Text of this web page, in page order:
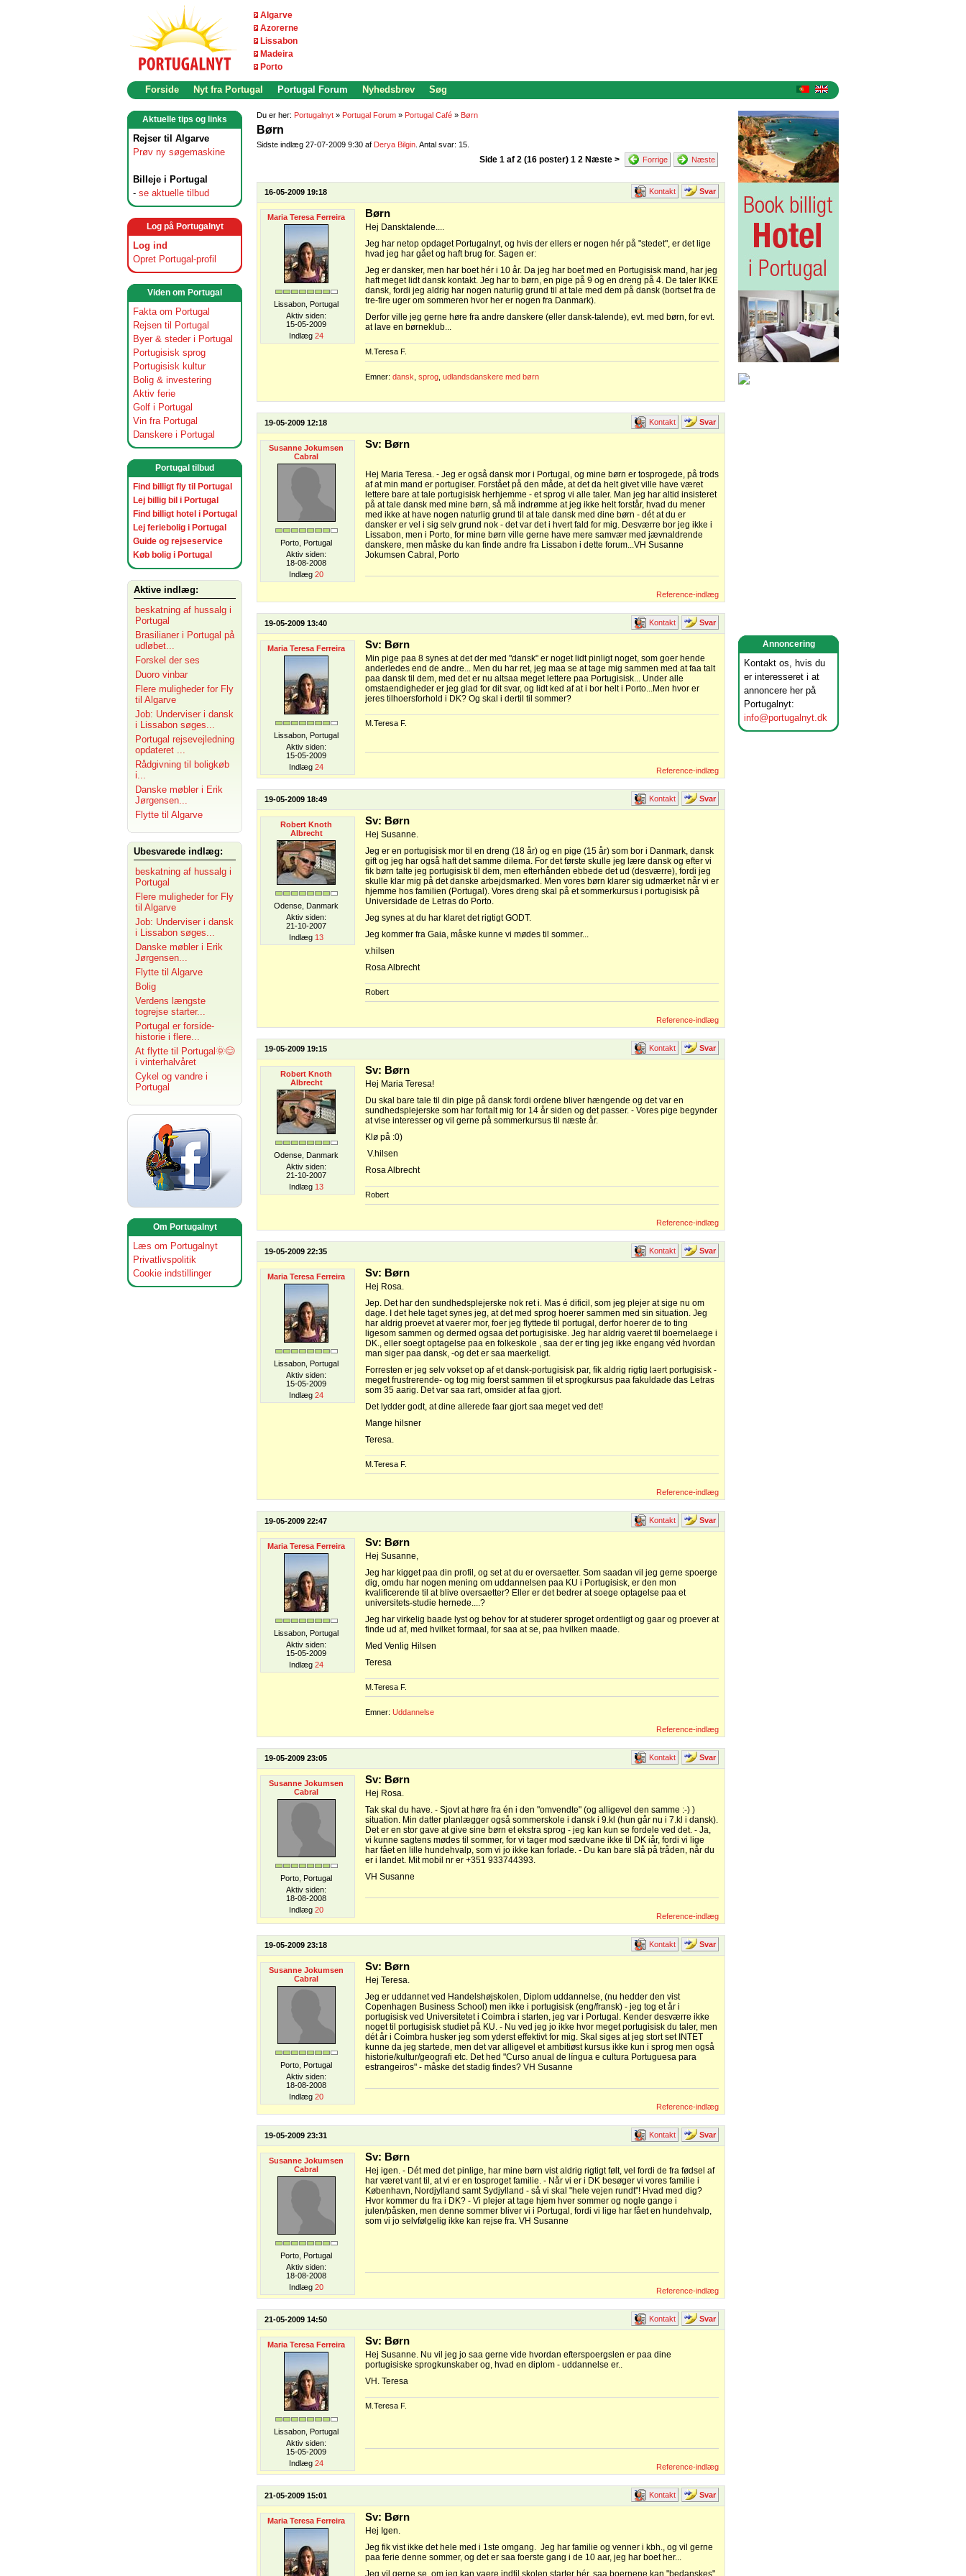
Algarve
Azorerne
Lissabon
Madeira
Porto
Forside Nyt fra Portugal Portugal Forum Nyhedsbrev Søg
Annoncering
Kontakt os, hvis du
er interesseret i at
annoncere her på
Portugalnyt:
info@portugalnyt.dk
Aktuelle tips og links
Rejser til Algarve
Prøv ny søgemaskine
Billeje i Portugal
- se aktuelle tilbud
Log på Portugalnyt
Log ind
Opret Portugal-profil
Viden om Portugal
Fakta om Portugal
Rejsen til Portugal
Byer & steder i Portugal
Portugisisk sprog
Portugisisk kultur
Bolig & investering
Aktiv ferie
Golf i Portugal
Vin fra Portugal
Danskere i Portugal
Portugal tilbud
Find billigt fly til Portugal
Lej billig bil i Portugal
Find billigt hotel i Portugal
Lej feriebolig i Portugal
Guide og rejseservice
Køb bolig i Portugal
Aktive indlæg:
beskatning af hussalg i
Portugal
Brasilianer i Portugal på
udløbet...
Forskel der ses
Duoro vinbar
Flere muligheder for Fly
til Algarve
Job: Underviser i dansk
i Lissabon søges...
Portugal rejsevejledning
opdateret ...
Rådgivning til boligkøb
i...
Danske møbler i Erik
Jørgensen...
Flytte til Algarve
Ubesvarede indlæg:
beskatning af hussalg i
Portugal
Flere muligheder for Fly
til Algarve
Job: Underviser i dansk
i Lissabon søges...
Danske møbler i Erik
Jørgensen...
Flytte til Algarve
Bolig
Verdens længste
togrejse starter...
Portugal er forside-
historie i flere...
At flytte til Portugal🌞😊
i vinterhalvåret
Cykel og vandre i
Portugal
Om Portugalnyt
Læs om Portugalnyt
Privatlivspolitik
Cookie indstillinger
Du er her: Portugalnyt » Portugal Forum » Portugal Café » Børn
Børn
Sidste indlæg 27-07-2009 9:30 af Derya Bilgin . Antal svar: 15.
Side 1 af 2 (16 poster) 1 2 Næste > Forrige Næste
16-05-2009 19:18 Kontakt Svar
Maria Teresa Ferreira
Lissabon, Portugal
Aktiv siden:
15-05-2009
Indlæg 24
Børn
Hej Dansktalende....
Jeg har netop opdaget Portugalnyt, og hvis der ellers er nogen hér på "stedet", er det lige
hvad jeg har gået og haft brug for. Sagen er:
Jeg er dansker, men har boet hér i 10 år. Da jeg har boet med en Portugisisk mand, har jeg
haft meget lidt dansk kontakt. Jeg har to børn, en pige på 9 og en dreng på 4. De taler IKKE
dansk, fordi jeg aldrig har nogen naturlig grund til at tale med dem på dansk (bortset fra de
tre-fire uger om sommeren hvor her er nogen fra Danmark).
Derfor ville jeg gerne høre fra andre danskere (eller dansk-talende), evt. med børn, for evt.
at lave en børneklub...
M.Teresa F.
Emner: dansk, sprog, udlandsdanskere med børn
19-05-2009 12:18 Kontakt Svar
Susanne Jokumsen
Cabral
Porto, Portugal
Aktiv siden:
18-08-2008
Indlæg 20
Sv: Børn
Hej Maria Teresa. - Jeg er også dansk mor i Portugal, og mine børn er tosprogede, på trods
af at min mand er portugiser. Forstået på den måde, at det da helt givet ville have været
lettere bare at tale portugisisk herhjemme - et sprog vi alle taler. Man jeg har altid insisteret
på at tale dansk med mine børn, så må indrømme at jeg ikke helt forstår, hvad du mener
med ikke at have nogen naturlig grund til at tale dansk med dine børn - dét at du er
dansker er vel i sig selv grund nok - det var det i hvert fald for mig. Desværre bor jeg ikke i
Lissabon, men i Porto, for mine børn ville gerne have mere samvær med jævnaldrende
danskere, men måske du kan finde andre fra Lissabon i dette forum...VH Susanne
Jokumsen Cabral, Porto
Reference-indlæg
19-05-2009 13:40 Kontakt Svar
Maria Teresa Ferreira
Lissabon, Portugal
Aktiv siden:
15-05-2009
Indlæg 24
Sv: Børn
Min pige paa 8 synes at det der med "dansk" er noget lidt pinligt noget, som goer hende
anderledes end de andre... Men du har ret, jeg maa se at tage mig sammen med at faa talt
paa dansk til dem, med det er nu altsaa meget lettere paa Portugisisk... Under alle
omstaendigheder er jeg glad for dit svar, og lidt ked af at i bor helt i Porto...Men hvor er
jeres tilhoersforhold i DK? Og skal i dertil til sommer?
M.Teresa F.
Reference-indlæg
19-05-2009 18:49 Kontakt Svar
Robert Knoth
Albrecht
Odense, Danmark
Aktiv siden:
21-10-2007
Indlæg 13
Sv: Børn
Hej Susanne.
Jeg er en portugisisk mor til en dreng (18 år) og en pige (15 år) som bor i Danmark, dansk
gift og jeg har også haft det samme dilema. For det første skulle jeg lære dansk og efter vi
fik børn talte jeg portugisisk til dem, men efterhånden ebbede det ud (desværre), fordi jeg
skulle klar mig på det danske arbejdsmarked. Men vores børn klarer sig udmærket når vi er
hjemme hos familien (Portugal). Vores dreng skal på et sommerkursus i portugisisk på
Universidade de Letras do Porto.
Jeg synes at du har klaret det rigtigt GODT.
Jeg kommer fra Gaia, måske kunne vi mødes til sommer...
v.hilsen
Rosa Albrecht
Robert
Reference-indlæg
19-05-2009 19:15 Kontakt Svar
Robert Knoth
Albrecht
Odense, Danmark
Aktiv siden:
21-10-2007
Indlæg 13
Sv: Børn
Hej Maria Teresa!
Du skal bare tale til din pige på dansk fordi ordene bliver hængende og det var en
sundhedsplejerske som har fortalt mig for 14 år siden og det passer. - Vores pige begynder
at vise interesser og vil gerne på sommerkursus til næste år.
Klø på :0)
V.hilsen
Rosa Albrecht
Robert
Reference-indlæg
19-05-2009 22:35 Kontakt Svar
Maria Teresa Ferreira
Lissabon, Portugal
Aktiv siden:
15-05-2009
Indlæg 24
Sv: Børn
Hej Rosa.
Jep. Det har den sundhedsplejerske nok ret i. Mas é dificil, som jeg plejer at sige nu om
dage. I det hele taget synes jeg, at det med sprog hoerer sammen med sin situation. Jeg
har aldrig proevet at vaerer mor, foer jeg flyttede til portugal, derfor hoerer de to ting
ligesom sammen og dermed ogsaa det portugisiske. Jeg har aldrig vaeret til boernelaege i
DK., eller soegt optagelse paa en folkeskole , saa der er ting jeg ikke engang véd hvordan
man siger paa dansk, -og det er saa maerkeligt.
Forresten er jeg selv vokset op af et dansk-portugisisk par, fik aldrig rigtig laert portugisisk -
meget frustrerende- og tog mig foerst sammen til et sprogkursus paa fakuldade das Letras
som 35 aarig. Det var saa rart, omsider at faa gjort.
Det lydder godt, at dine allerede faar gjort saa meget ved det!
Mange hilsner
Teresa.
M.Teresa F.
Reference-indlæg
19-05-2009 22:47 Kontakt Svar
Maria Teresa Ferreira
Lissabon, Portugal
Aktiv siden:
15-05-2009
Indlæg 24
Sv: Børn
Hej Susanne,
Jeg har kigget paa din profil, og set at du er oversaetter. Som saadan vil jeg gerne spoerge
dig, omdu har nogen mening om uddannelsen paa KU i Portugisisk, er den mon
kvalificerende til at blive oversaetter? Eller er det bedrer at soege optagelse paa et
universitets-studie hernede....?
Jeg har virkelig baade lyst og behov for at studerer sproget ordentligt og gaar og proever at
finde ud af, med hvilket formaal, for saa at se, paa hvilken maade.
Med Venlig Hilsen
Teresa
M.Teresa F.
Emner: Uddannelse
Reference-indlæg
19-05-2009 23:05 Kontakt Svar
Susanne Jokumsen
Cabral
Porto, Portugal
Aktiv siden:
18-08-2008
Indlæg 20
Sv: Børn
Hej Rosa.
Tak skal du have. - Sjovt at høre fra én i den "omvendte" (og alligevel den samme :-) )
situation. Min datter planlægger også sommerskole i dansk i 9.kl (hun går nu i 7.kl i dansk).
Det er en stor gave at give sine børn et ekstra sprog - jeg kan kun se fordele ved det. - Ja,
vi kunne sagtens mødes til sommer, for vi tager mod sædvane ikke til DK iår, fordi vi lige
har fået en lille hundehvalp, som vi jo ikke kan forlade. - Du kan bare slå på tråden, når du
er i landet. Mit mobil nr er +351 933744393.
VH Susanne
Reference-indlæg
19-05-2009 23:18 Kontakt Svar
Susanne Jokumsen
Cabral
Porto, Portugal
Aktiv siden:
18-08-2008
Indlæg 20
Sv: Børn
Hej Teresa.
Jeg er uddannet ved Handelshøjskolen, Diplom uddannelse, (nu hedder den vist
Copenhagen Business School) men ikke i portugisisk (eng/fransk) - jeg tog et år i
portugisisk ved Universitetet i Coimbra i starten, jeg var i Portugal. Kender desværre ikke
noget til portugisisk studiet på KU. - Nu ved jeg jo ikke hvor meget portugisisk du taler, men
dét år i Coimbra husker jeg som yderst effektivt for mig. Skal siges at jeg stort set INTET
kunne da jeg startede, men det var alligevel et ambitiøst kursus ikke kun i sprog men også
historie/kultur/geografi etc. Det hed "Curso anual de língua e cultura Portuguesa para
estrangeiros" - måske det stadig findes? VH Susanne
Reference-indlæg
19-05-2009 23:31 Kontakt Svar
Susanne Jokumsen
Cabral
Porto, Portugal
Aktiv siden:
18-08-2008
Indlæg 20
Sv: Børn
Hej igen. - Dét med det pinlige, har mine børn vist aldrig rigtigt følt, vel fordi de fra fødsel af
har været vant til, at vi er en tosproget familie. - Når vi er i DK besøger vi vores familie i
København, Nordjylland samt Sydjylland - så vi skal "hele vejen rundt"! Hvad med dig?
Hvor kommer du fra i DK? - Vi plejer at tage hjem hver sommer og nogle gange i
julen/påsken, men denne sommer bliver vi i Portugal, fordi vi lige har fået en hundehvalp,
som vi jo selvfølgelig ikke kan rejse fra. VH Susanne
Reference-indlæg
21-05-2009 14:50 Kontakt Svar
Maria Teresa Ferreira
Lissabon, Portugal
Aktiv siden:
15-05-2009
Indlæg 24
Sv: Børn
Hej Susanne. Nu vil jeg jo saa gerne vide hvordan efterspoergslen er paa dine
portugisiske sprogkunskaber og, hvad en diplom - uddannelse er..
VH. Teresa
M.Teresa F.
Reference-indlæg
21-05-2009 15:01 Kontakt Svar
Maria Teresa Ferreira Sv: Børn
Hej Igen.
Jeg fik vist ikke det hele med i 1ste omgang. Jeg har familie og venner i kbh., og vil gerne
paa ferie denne sommer, og det er saa foerste gang i de 10 aar, jeg har boet her...
Jeg vil gerne se, om jeg kan vaere indtil skolen starter hér, saa boernene kan "bedanskes"